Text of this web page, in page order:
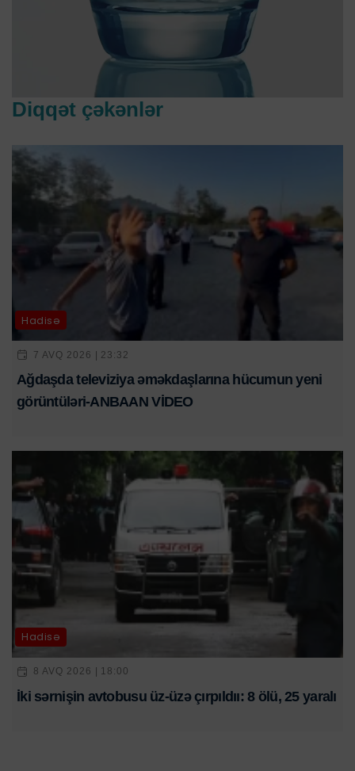
Diqqət çəkənlər
Hadisə
7 AVQ 2026 | 23:32
Ağdaşda televiziya əməkdaşlarına hücumun yeni
görüntüləri-ANBAAN VİDEO
Hadisə
8 AVQ 2026 | 18:00
İki sərnişin avtobusu üz-üzə çırpıldıı: 8 ölü, 25 yaralı